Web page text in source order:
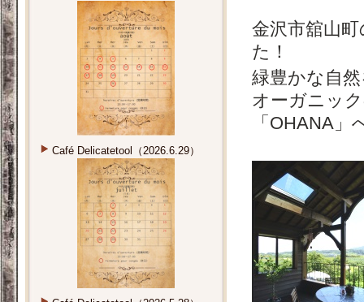
Café Delicatetool（2026.6.29）
金沢市舘山
た！
緑豊かな自
オーガニッ
「OHANA」